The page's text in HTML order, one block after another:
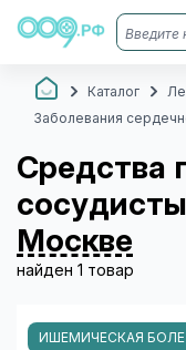
Каталог
Заболевания
Средства
Москве
найден 1 товар
ИШЕМИЧЕСКАЯ